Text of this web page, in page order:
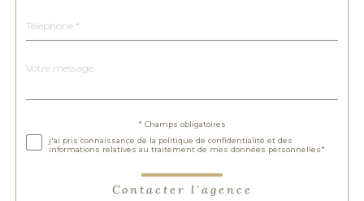
*
Fieldset
Message
*
* Champs obligatoires
j'ai pris connaissance de la politique de confidentialité et des
informations relatives au traitement de mes données personnelles*
Contacter l'agence